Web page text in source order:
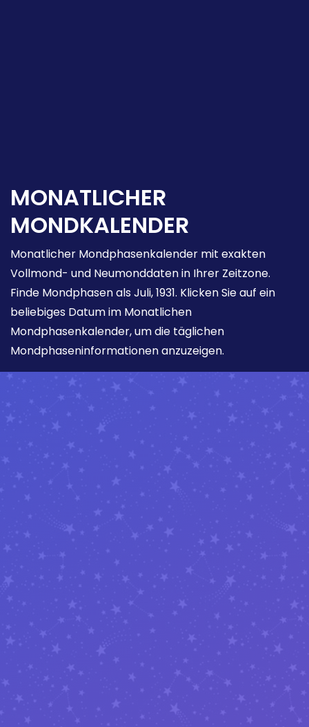
MONATLICHER
MONDKALENDER
Monatlicher Mondphasenkalender mit exakten
Vollmond- und Neumonddaten in Ihrer Zeitzone.
Finde Mondphasen als Juli, 1931. Klicken Sie auf ein
beliebiges Datum im Monatlichen
Mondphasenkalender, um die täglichen
Mondphaseninformationen anzuzeigen.